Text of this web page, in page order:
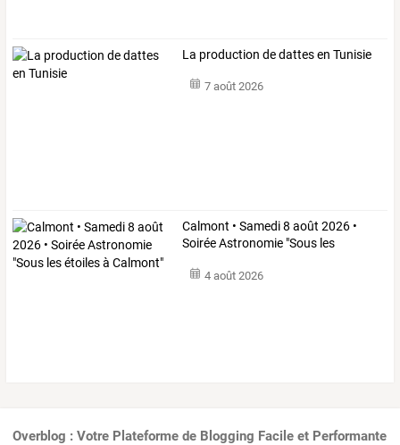
La production de dattes en Tunisie
7 août 2026
Calmont • Samedi8 août 2026 •
SoiréeAstronomie "Sous les
4 août 2026
Overblog : Votre Plateforme de Blogging Facile et Performante